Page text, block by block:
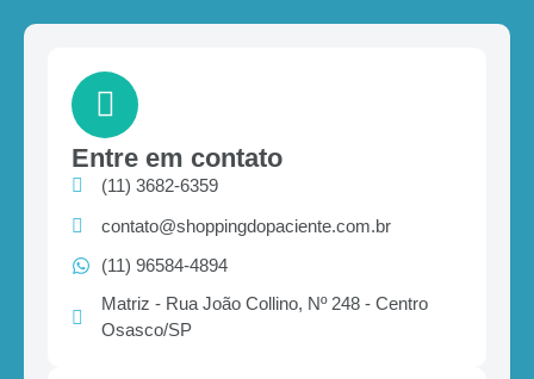
Entre em contato
(11) 3682-6359
contato@shoppingdopaciente.com.br
(11) 96584-4894
Matriz - Rua João Collino, Nº 248 - Centro
Osasco/SP